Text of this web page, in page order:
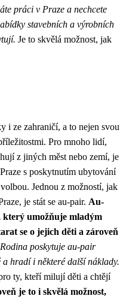
práci v Praze a nechcete
stavebních a výrobních
Je to skvělá možnost, jak
i ze zahraničí, a to nejen svou
Pro mnoho lidí,
z jiných měst nebo zemí, je
s poskytnutím ubytování
Jednou z možností, jak
je stát se au-pair. Au-
umožňuje mladým
se o jejich děti a zároveň
Rodina poskytuje au-pair
hradí i některé další náklady.
ty, kteří milují děti a chtějí
je to i skvělá možnost,